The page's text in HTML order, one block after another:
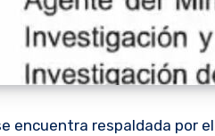
encuentra respaldada por